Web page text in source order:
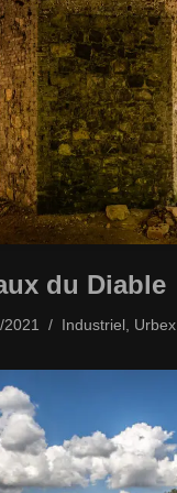
du Diable
Industriel Urbex